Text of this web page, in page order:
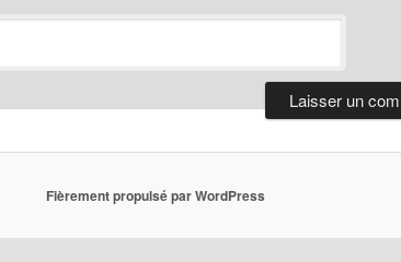
Fièrement propulsé par WordPress